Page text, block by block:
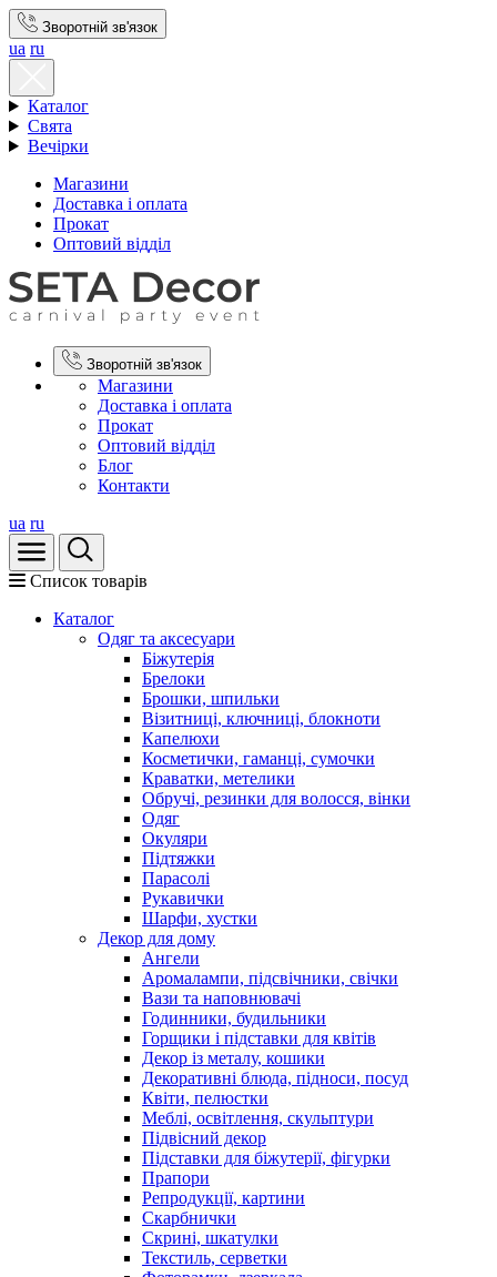
Зворотній зв'язок
ua ru
Каталог
Свята
Вечірки
Магазини
Доставка і оплата
Прокат
Оптовий відділ
Зворотній зв'язок
Магазини
Доставка і оплата
Прокат
Оптовий відділ
Блог
Контакти
ua ru
Список товарів
Каталог
Oдяг та аксесуари
Біжутерія
Брелоки
Брошки, шпильки
Візитниці, ключниці, блокноти
Капелюхи
Косметички, гаманці, сумочки
Краватки, метелики
Обручі, резинки для волосся, вінки
Одяг
Окуляри
Підтяжки
Парасолі
Рукавички
Шарфи, хустки
Декор для дому
Ангели
Аромалампи, підсвічники, свічки
Вази та наповнювачі
Годинники, будильники
Горщики і підставки для квітів
Декор із металу, кошики
Декоративні блюда, підноси, посуд
Квіти, пелюстки
Меблі, освітлення, скульптури
Підвісний декор
Підставки для біжутерії, фігурки
Прапори
Репродукції, картини
Скарбнички
Скрині, шкатулки
Текстиль, серветки